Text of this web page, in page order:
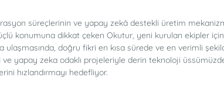
süreçlerinin ve yapay zekâ destekli üretim
konumuna dikkat çeken Okutur, yeni kurulan ekipler
doğru fikri en kısa sürede ve en verimli
yapay zeka odaklı projeleriyle derin teknoloji
hızlandırmayı hedefliyor.